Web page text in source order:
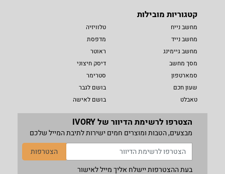
קטגוריות מובילות
מחשב נייח
מחשב נייד
מחשב גיימינג
מסך מחשב
סמארטפון
שעון חכם
טאבלט
טלוויזיה
מדפסת
ראוטר
דיסק חיצוני
סטרימר
בושם לגבר
בושם לאישה
הצטרפו לרשימת הדיוור של IVORY
מבצעים, הטבות ומוצרים חמים ישירות לתיבת המייל שלכם
הצטרפות
בעת ההצטרפות יישלח אליך מייל לאישור